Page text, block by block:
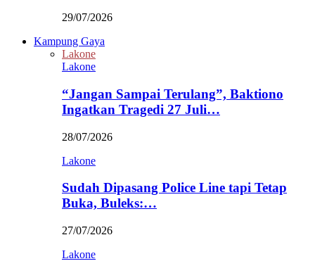
29/07/2026
Kampung Gaya
Lakone
Lakone
“Jangan Sampai Terulang”, Baktiono
Ingatkan Tragedi 27 Juli…
28/07/2026
Lakone
Sudah Dipasang Police Line tapi Tetap
Buka, Buleks:…
27/07/2026
Lakone